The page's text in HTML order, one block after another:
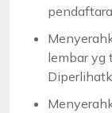
lembar yg